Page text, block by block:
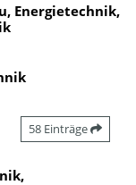
Energietechnik,
58 Einträge